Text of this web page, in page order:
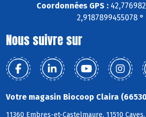
Coordonnées GPS :
2,9187899455078 °
Nous suivre sur
Votre magasin Biocoop Claira
11360 Embres-et-Castelmaure, 11510 Caves,